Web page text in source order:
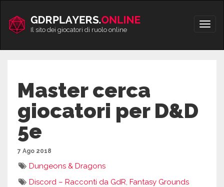
contenuto
Apri/
Il sito dei giocatori di ruolo online
Master cerca
giocatori per D&D
5e
7 Ago 2018
Dungeons & Dragons
Discord – Racconti da GdR,Fantasy Grounds